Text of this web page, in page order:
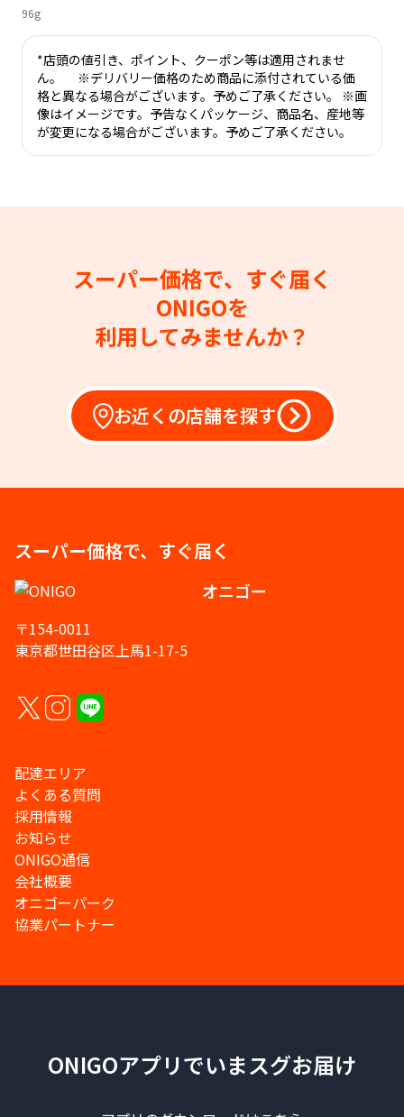
96g
*店頭の値引き、ポイント、クーポン等は適用されませ
ん。 ※デリバリー価格のため商品に添付されている価
格と異なる場合がございます。予めご了承ください。 ※画
像はイメージです。予告なくパッケージ、商品名、産地等
が変更になる場合がございます。予めご了承ください。
スーパー価格で、すぐ届く
ONIGOを
利用してみませんか？
お近くの店舗を探す
スーパー価格で、すぐ届く
オニゴー
〒154-0011
東京都世田谷区上馬1-17-5
配達エリア
よくある質問
採用情報
お知らせ
ONIGO通信
会社概要
オニゴーパーク
協業パートナー
ONIGOアプリでいまスグお届け